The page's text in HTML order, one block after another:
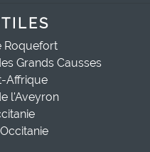
Roquefort
Grands Causses
Affrique
l'Aveyron